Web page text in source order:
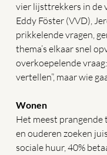
vier lijsttrekkers in de
Eddy Föster (VVD),
prikkelende vragen,
thema’s elkaar snel
overkoepelende vraag:
vertellen”, maar wie
Wonen
Het meest prangende
en ouderen zoeken
sociale huur, 40%